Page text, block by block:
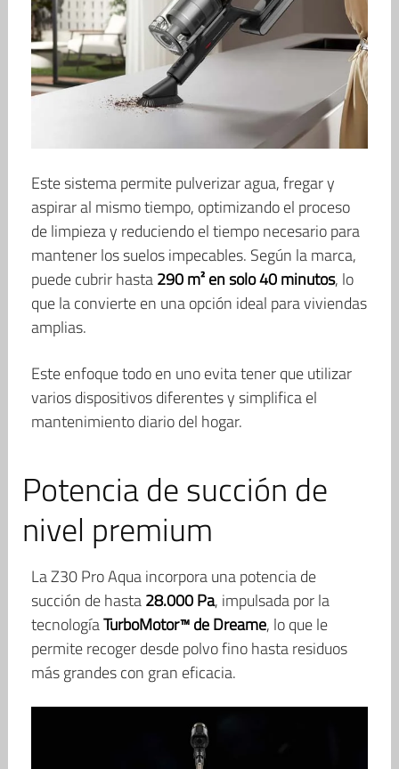
Este sistema permite pulverizar agua, fregar y
aspirar al mismo tiempo, optimizando el proceso
de limpieza y reduciendo el tiempo necesario para
mantener los suelos impecables. Según la marca,
puede cubrir hasta290 m² en solo 40 minutos, lo
que la convierte en una opción ideal para viviendas
amplias.
Este enfoque todo en uno evita tener que utilizar
varios dispositivos diferentes y simplifica el
mantenimiento diario del hogar.
Potencia de succión de
nivel premium
La Z30 Pro Aqua incorpora una potencia de
succión de hasta28.000 Pa, impulsada por la
tecnologíaTurboMotor™ de Dreame, lo que le
permite recoger desde polvo fino hasta residuos
más grandes con gran eficacia.